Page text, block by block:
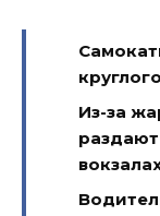
Из-за